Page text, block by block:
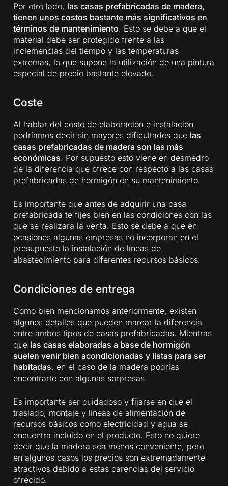
Por otro lado, las casas prefabricadas de madera,
tienen unos costos bastante más significativos en
términos de mantenimiento. Esto se debe a que el
material debe ser protegido frente a las
inclemencias del tiempo y las temperaturas
extremas, lo que supone la utilización de una pintura
especial de precio bastante elevado.
Coste
Al hablar del costo de elaboración e instalación
podríamos decir sin mayores dificultades que las
casas prefabricadas de madera son las más
económicas. Por supuesto esto viene en desmedro
de la diferencia que ofrece con respecto a las casas
prefabricadas de hormigón en su mantenimiento.
Es importante que antes de adquirir una casa
prefabricada te fijes bien en las condiciones con las
que se realizará la venta. Esto se debe a que en
ocasiones algunas empresas no incorporan en el
presupuesto la instalación de líneas de
abastecimiento para diferentes recursos básicos.
Condiciones de entrega
Como bien mencionamos anteriormente, existen
algunos detalles que pueden marcar la diferencia
entre ambos tipos de casas prefabricadas. Mientras
que las casas elaboradas a base de hormigón
suelen venir bien acondicionadas y listas para ser
habitadas, en el caso de la madera podrías
encontrarte con algunas sorpresas.
Es importante ser cuidadoso y fijarse en que el
traslado, montaje y líneas de alimentación de
recursos básicos como electricidad y agua se
encuentra incluido en el producto. Esto no quiere
decir que la madera sea menos conveniente, pero
en algunos casos los precios son extremadamente
atractivos debido a estas carencias del servicio
ofrecido.